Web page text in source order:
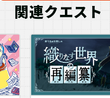
関連クエスト